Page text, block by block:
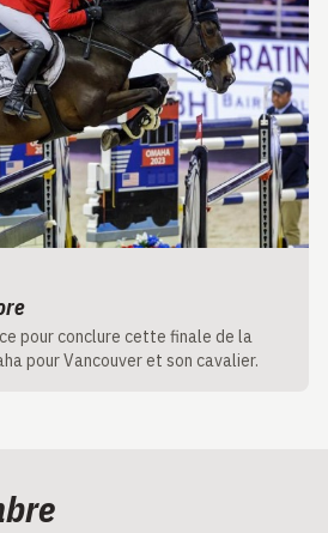
pour conclure cette finale de la
pour Vancouver et son cavalier.